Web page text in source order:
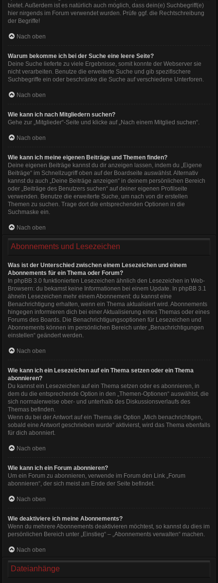
bietet. Außerdem ist es natürlich auch möglich, dass dein(e) Suchbegriff(e)
hier nirgends im Forum verwendet wurden. Prüfe ggf. die Rechtschreibung
der Begriffe!
Nach oben
Warum bekomme ich bei der Suche eine leere Seite?
Deine Suche lieferte zu viele Ergebnisse, somit konnte der Webserver sie
nicht verarbeiten. Benutze die erweiterte Suche und gib spezifischere
Suchbegriffe ein oder beschränke die Suche auf verschiedene Unterforen.
Nach oben
Wie kann ich nach Mitgliedern suchen?
Gehe zur „Mitglieder“-Seite und klicke auf „Nach einem Mitglied suchen“.
Nach oben
Wie kann ich meine eigenen Beiträge und Themen finden?
Deine eigenen Beiträge kannst du dir anzeigen lassen, indem du „Eigene
Beiträge“ im Schnellzugriff oben auf der Boardseite auswählst. Alternativ
kannst du auch „Deine Beiträge anzeigen“ in deinem persönlichen Bereich
oder „Beiträge des Benutzers suchen“ auf deiner eigenen Profilseite
verwenden. Benutze die erweiterte Suche, um nach von dir erstellen
Themen zu suchen. Trage dort die entsprechenden Optionen in die
Suchmaske ein.
Nach oben
Abonnements und Lesezeichen
Was ist der Unterschied zwischen einem Lesezeichen und einem
Abonnements für ein Thema oder Forum?
In phpBB 3.0 funktionierten Lesezeichen ähnlich den Lesezeichen in Web-
Browsern: du bekamst keine Informationen bei einem Update. In phpBB 3.1
ähneln Lesezeichen mehr einem Abonnement: du kannst eine
Benachrichtigung erhalten, wenn ein Thema aktualisiert wird. Abonnements
hingegen informieren dich bei einer Aktualisierung eines Themas oder eines
Forums des Boards. Die Benachrichtigungsoptionen für Lesezeichen und
Abonnements können im persönlichen Bereich unter „Benachrichtigungen
einstellen“ geändert werden.
Nach oben
Wie kann ich ein Lesezeichen auf ein Thema setzen oder ein Thema
abonnieren?
Du kannst ein Lesezeichen auf ein Thema setzen oder es abonnieren, in
dem du die entsprechende Option in den „Themen-Optionen“ auswählst, die
sich normalerweise ober- und unterhalb des Diskussionsverlaufs des
Themas befinden.
Wenn du bei der Antwort auf ein Thema die Option „Mich benachrichtigen,
sobald eine Antwort geschrieben wurde“ aktivierst, wird das Thema ebenfalls
für dich abonniert.
Nach oben
Wie kann ich ein Forum abonnieren?
Um ein Forum zu abonnieren, verwende im Forum den Link „Forum
abonnieren“, der sich meist am Ende der Seite befindet.
Nach oben
Wie deaktiviere ich meine Abonnements?
Wenn du mehrere Abonnements deaktivieren möchtest, so kannst du dies im
persönlichen Bereich unter „Einstieg“ – „Abonnements verwalten“ machen.
Nach oben
Dateianhänge